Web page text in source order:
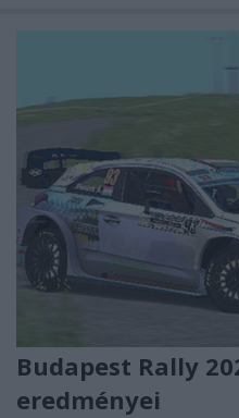
Budapest Rally
eredményei